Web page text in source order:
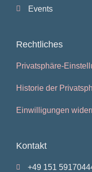
Events
Rechtliches
Privatsphäre-
Historie der
Einwilligungen
Kontakt
+49 151